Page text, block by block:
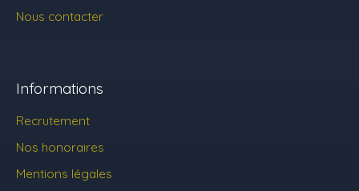
Nous contacter
Informations
Recrutement
Nos honoraires
Mentions légales